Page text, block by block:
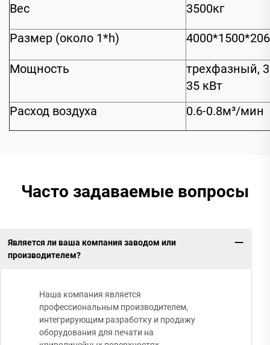
Вес
3500кг
Размер (около 1*h)
Мощность
трехфазный,
35 кВт
Расход воздуха
0.6-0.8м³/мин
Часто задаваемые вопросы
Является ли ваша компания заводом или
производителем?
Наша компания является
профессиональным производителем,
интегрирующим разработку и продажу
оборудования для печати на